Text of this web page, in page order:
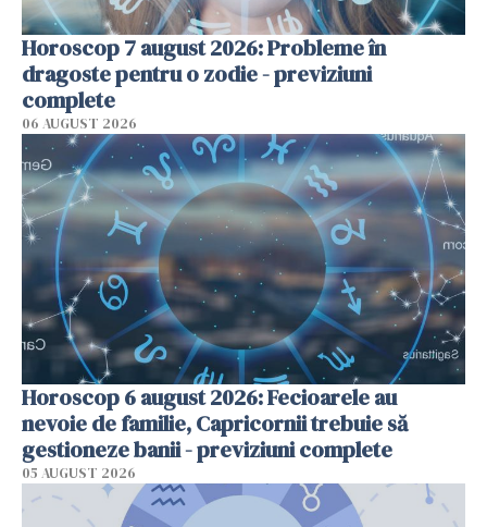
Horoscop 7 august 2026: Probleme în
dragoste pentru o zodie - previziuni
complete
06 AUGUST 2026
Horoscop 6 august 2026: Fecioarele au
nevoie de familie, Capricornii trebuie să
gestioneze banii - previziuni complete
05 AUGUST 2026